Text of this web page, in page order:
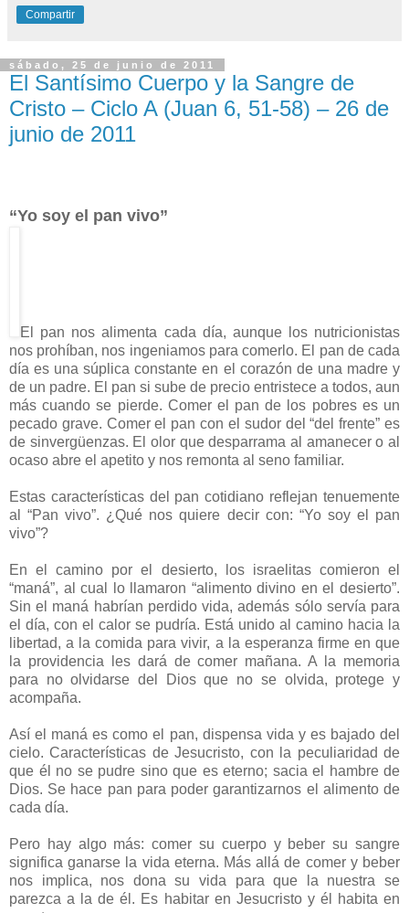
Compartir
sábado, 25 de junio de 2011
El Santísimo Cuerpo y la Sangre de
Cristo – Ciclo A (Juan 6, 51-58) – 26 de
junio de 2011
“Yo soy el pan vivo”
El pan nos alimenta cada día, aunque los nutricionistas
nos prohíban, nos ingeniamos para comerlo. El pan de cada
día es una súplica constante en el corazón de una madre y
de un padre. El pan si sube de precio entristece a todos, aun
más cuando se pierde. Comer el pan de los pobres es un
pecado grave. Comer el pan con el sudor del “del frente” es
de sinvergüenzas. El olor que desparrama al amanecer o al
ocaso abre el apetito y nos remonta al seno familiar.
Estas características del pan cotidiano reflejan tenuemente
al “Pan vivo”. ¿Qué nos quiere decir con: “Yo soy el pan
vivo”?
En el camino por el desierto, los israelitas comieron el
“maná”, al cual lo llamaron “alimento divino en el desierto”.
Sin el maná habrían perdido vida, además sólo servía para
el día, con el calor se pudría. Está unido al camino hacia la
libertad, a la comida para vivir, a la esperanza firme en que
la providencia les dará de comer mañana. A la memoria
para no olvidarse del Dios que no se olvida, protege y
acompaña.
Así el maná es como el pan, dispensa vida y es bajado del
cielo. Características de Jesucristo, con la peculiaridad de
que él no se pudre sino que es eterno; sacia el hambre de
Dios. Se hace pan para poder garantizarnos el alimento de
cada día.
Pero hay algo más: comer su cuerpo y beber su sangre
significa ganarse la vida eterna. Más allá de comer y beber
nos implica, nos dona su vida para que la nuestra se
parezca a la de él. Es habitar en Jesucristo y él habita en